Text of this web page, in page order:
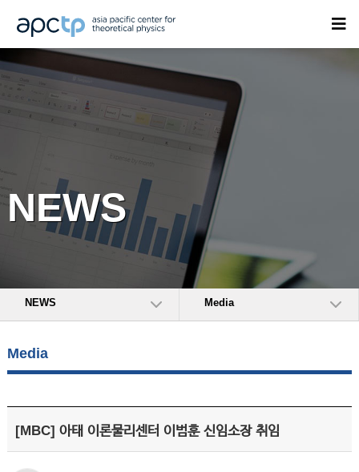
NEWS
NEWS Media
Media
[MBC] 아태 이론물리센터 이범훈 신임소장 취임